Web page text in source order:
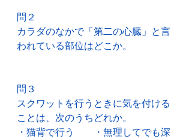
問２
カラダのなかで「第二の心臓」と言
われている部位はどこか。
問３
スクワットを行うときに気を付ける
ことは、次のうちどれか。
・猫背で行う　　・無理してでも深